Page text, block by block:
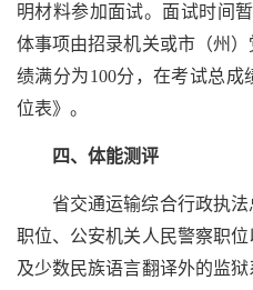
明材料参加面试。面试时间
体事项由招录机关或市（州
绩满分为100分，在考试总
位表》。
四、体能测评
省交通运输综合行政执
职位、公安机关人民警察职
及少数民族语言翻译外的监